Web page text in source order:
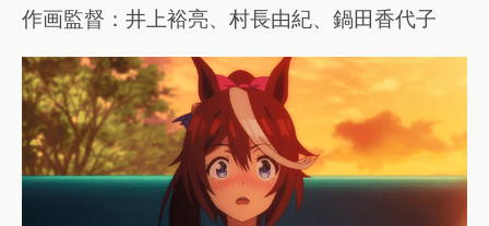
作画監督：井上裕亮、村長由紀、鍋田香代子